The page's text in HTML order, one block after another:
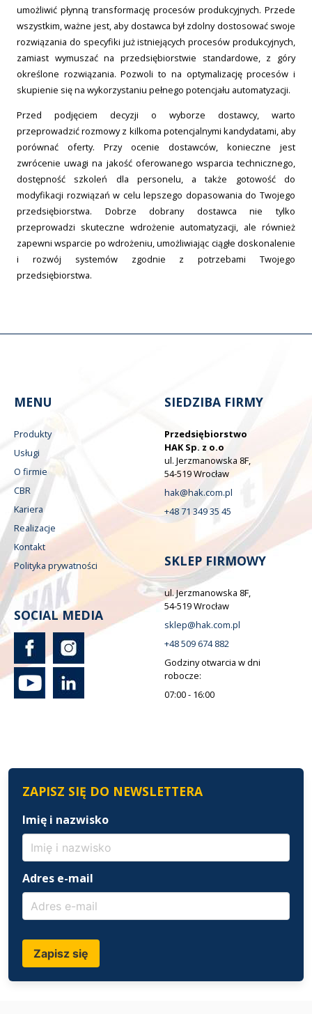
umożliwić płynną transformację procesów produkcyjnych. Przede
wszystkim, ważne jest, aby dostawca był zdolny dostosować swoje
rozwiązania do specyfiki już istniejących procesów produkcyjnych,
zamiast wymuszać na przedsiębiorstwie standardowe, z góry
określone rozwiązania. Pozwoli to na optymalizację procesów i
skupienie się na wykorzystaniu pełnego potencjału automatyzacji.
Przed podjęciem decyzji o wyborze dostawcy, warto
przeprowadzić rozmowy z kilkoma potencjalnymi kandydatami, aby
porównać oferty. Przy ocenie dostawców, konieczne jest
zwrócenie uwagi na jakość oferowanego wsparcia technicznego,
dostępność szkoleń dla personelu, a także gotowość do
modyfikacji rozwiązań w celu lepszego dopasowania do Twojego
przedsiębiorstwa. Dobrze dobrany dostawca nie tylko
przeprowadzi skuteczne wdrożenie automatyzacji, ale również
zapewni wsparcie po wdrożeniu, umożliwiając ciągłe doskonalenie
i rozwój systemów zgodnie z potrzebami Twojego
przedsiębiorstwa.
MENU
Produkty
Usługi
O firmie
CBR
Kariera
Realizacje
Kontakt
Polityka prywatności
SOCIAL MEDIA
SIEDZIBA FIRMY
Przedsiębiorstwo
HAK Sp. z o.o
ul. Jerzmanowska 8F,
54-519 Wrocław
hak@hak.com.pl
+48 71 349 35 45
SKLEP FIRMOWY
ul. Jerzmanowska 8F,
54-519 Wrocław
sklep@hak.com.pl
+48 509 674 882
Godziny otwarcia w dni
robocze:
07:00 - 16:00
ZAPISZ SIĘ DO NEWSLETTERA
Imię i nazwisko
Adres e-mail
Zapisz się